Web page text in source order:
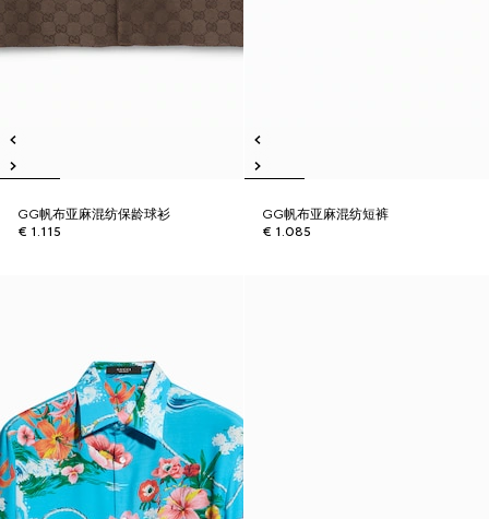
GG帆布亚麻混纺保龄球衫
€ 1.115
GG帆布亚麻混纺短裤
€ 1.085